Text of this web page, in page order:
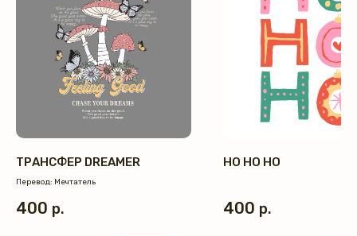
ТРАНСФЕР DREAMER
Перевод: Мечтатель
400 р.
HO HO HO
400 р.